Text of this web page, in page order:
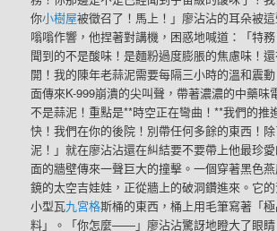
你小樹屋被徵召了！馬上！」廖沾沾的耳朵被
嗡嗡作響，他捏著對講機，困惑地喊道：「特
聞到的不是酸味！是麵粉過度膨脹的焦慮味！
開！我的陳年老蒜泥需要每隔三小時的溫和震
面傳來K-999崩潰的尖叫聲，帶著濃濃的中藥味
不是蒜泥！重點是**時空正在彎曲！**我們的推
快！我們在你的後院！別帶任何多餘的東西！
泥！」就在廖沾沾還在糾結要不要帶上他最珍
面的牆壁傳來一聲巨大的撞擊。一個穿著黑色
鏡的太空吉娃娃，正從牆上的破洞鑽進來。它
小型瓦九宮格斯桶的東西，桶上用毛筆寫著「
料」。「你怎麼——」廖沾沾驚訝地瞪大了眼睛